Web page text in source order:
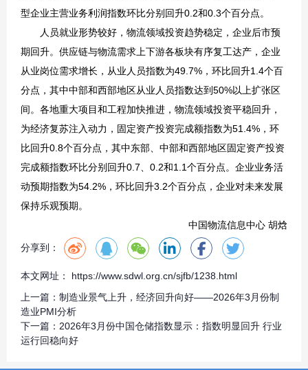
型企业主营业务利润指数环比分别回升0.2和0.3个百分点。
人员就业形势较好，物流领域投资趋势稳定，企业后市预
期回升。供应链与物流需求上下游各板块有序复工达产，企业
从业岗位需求增长，从业人员指数为49.7%，环比回升1.4个百
分点，其中中部和西部地区从业人员指数达到50%以上扩张区
间。各地重大项目和工程加快推进，物流领域投资平稳回升，
为经济复苏注入动力，固定资产投资完成额指数为51.4%，环
比回升0.8个百分点，其中东部、中部和西部地区固定资产投资
完成额指数环比分别回升0.7、0.2和1.1个百分点。企业业务活
动预期指数为54.2%，环比回升3.2个百分点，企业对未来发展
保持乐观预期。
中国物流信息中心 胡焓
分享到：
本文网址： https://www.sdwl.org.cn/sjfb/1238.html
上一篇： 制造业景气上升，经济回升向好——2026年3月份制
造业PMI分析
下一篇： 2026年3月份中国仓储指数显示：指数明显回升 行业
运行回稳向好